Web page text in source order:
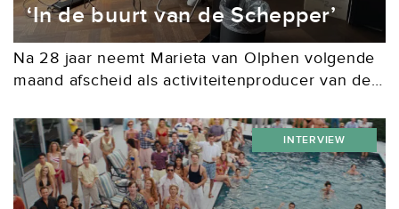
‘In de buurt van de Schepper’
Na 28 jaar neemt Marieta van Olphen volgende
maand afscheid als activiteitenproducer van de
mijn werk ontzettend leuk! Al slaap ik nu al
beter.”...
INTERVIEW